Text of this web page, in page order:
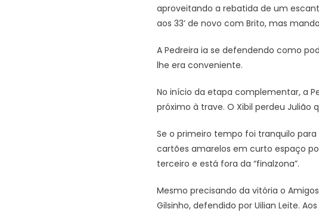
aproveitando a rebatida de um
aos 33’ de novo com Brito, mas
A Pedreira ia se defendendo como
lhe era conveniente.
No início da etapa complementar, a
próximo à trave. O Xibil perdeu Julião
Se o primeiro tempo foi tranquilo
cartões amarelos em curto espaço
terceiro e está fora da “finalzona”.
Mesmo precisando da vitória o
Gilsinho, defendido por Uilian Leite.